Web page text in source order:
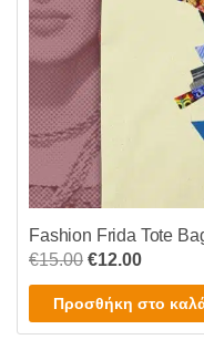
Fashion Frida Tote
€15.00 Original
price
was:
€15.00.
€12.00Η
τιμή
είναι:
Προσθήκη στο